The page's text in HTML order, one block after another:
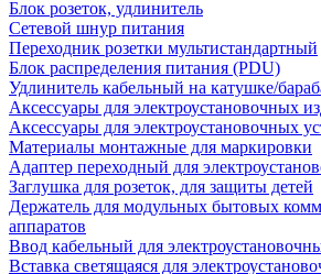
Блок розеток, удлинитель
Сетевой шнур питания
Переходник розетки мультистандартный
Блок распределения питания (PDU)
Удлинитель кабельный на катушке/
Аксессуары для электроустановочных
Аксессуары для электроустановочных
Материалы монтажные для маркировки
Адаптер переходный для
Заглушка для розеток, для защиты детей
Держатель для модульных бытовых
аппаратов
Ввод кабельный для
Вставка светящаяся для